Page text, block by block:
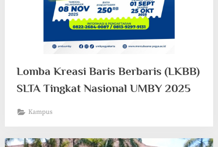
Lomba Kreasi Baris Berbaris (LKBB)
SLTA Tingkat Nasional UMBY 2025
Kampus